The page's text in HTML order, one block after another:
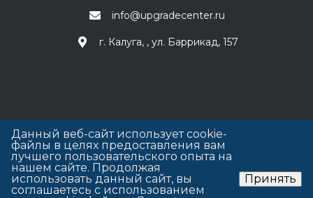
info@upgradecenter.ru
г. Калуга, , ул. Баррикад, 157
Данный веб-сайт использует cookie-
файлы в целях предоставления вам
лучшего пользовательского опыта на
нашем сайте. Продолжая
использовать данный сайт, вы
соглашаетесь с использованием
Принять